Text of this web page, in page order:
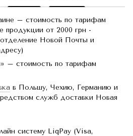
– стоимость по тарифам
продукции от 2000 грн -
Новой Почты и
– стоимость по тарифам
в Польшу, Чехию, Германию и
служб доставки Новая
систему LiqPay (Visa,